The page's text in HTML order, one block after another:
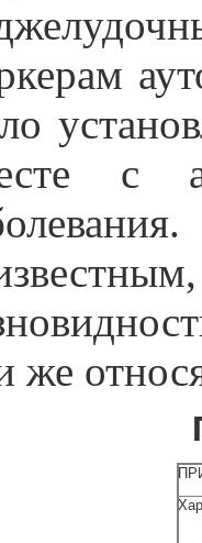
с
же